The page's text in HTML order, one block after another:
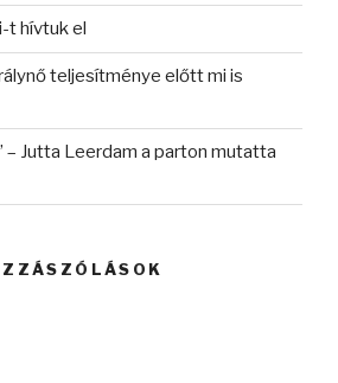
t hívtuk el
teljesítménye előtt mi is
– Jutta Leerdam a parton mutatta